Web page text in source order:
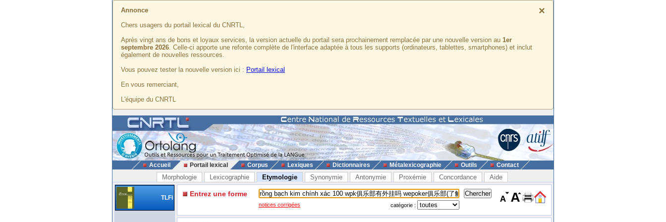
×
Annonce
Chers usagers du portail lexical du CNRTL,
Après vingt ans de bons et loyaux services, la version actuelle du portail sera prochainement remplacée par une nouvelle version au 1er
septembre 2026. Celle-ci apporte une refonte complète de l'interface adaptée à tous les supports (ordinateurs, tablettes, smartphones) et inclut
également de nouvelles ressources.
Vous pouvez tester la nouvelle version ici : Portail lexical
En vous remerciant,
L'équipe du CNRTL
Accueil Portail lexical Corpus Lexiques Dictionnaires Métalexicographie Outils Contact
Morphologie Lexicographie Etymologie Synonymie Antonymie Proxémie Concordance Aide
TLFi Entrez une forme
notices corrigées catégorie :